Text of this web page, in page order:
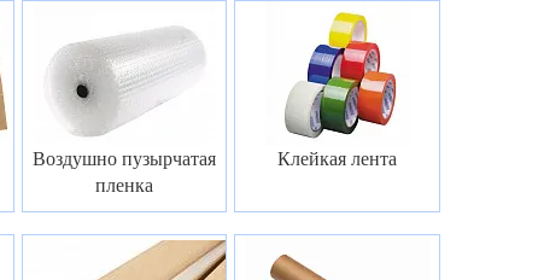
Воздушно пузырчатая
пленка
Клейкая лента